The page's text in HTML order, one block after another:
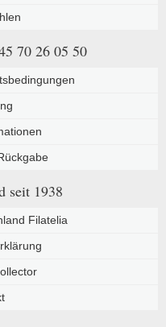
70 26 05 50
seit 1938
Filatelia